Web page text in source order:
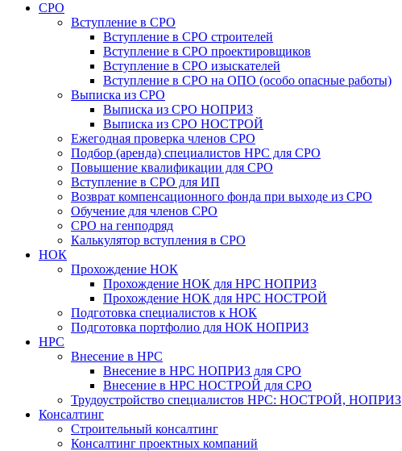
СРО
Вступление в СРО
Вступление в СРО строителей
Вступление в СРО проектировщиков
Вступление в СРО изыскателей
Вступление в СРО на ОПО (особо опасные работы)
Выписка из СРО
Выписка из СРО НОПРИЗ
Выписка из СРО НОСТРОЙ
Ежегодная проверка членов СРО
Подбор (аренда) специалистов НРС для СРО
Повышение квалификации для СРО
Вступление в СРО для ИП
Возврат компенсационного фонда при выходе из СРО
Обучение для членов СРО
СРО на генподряд
Калькулятор вступления в СРО
НОК
Прохождение НОК
Прохождение НОК для НРС НОПРИЗ
Прохождение НОК для НРС НОСТРОЙ
Подготовка специалистов к НОК
Подготовка портфолио для НОК НОПРИЗ
НРС
Внесение в НРС
Внесение в НРС НОПРИЗ для СРО
Внесение в НРС НОСТРОЙ для СРО
Трудоустройство специалистов НРС: НОСТРОЙ, НОПРИЗ
Консалтинг
Строительный консалтинг
Консалтинг проектных компаний